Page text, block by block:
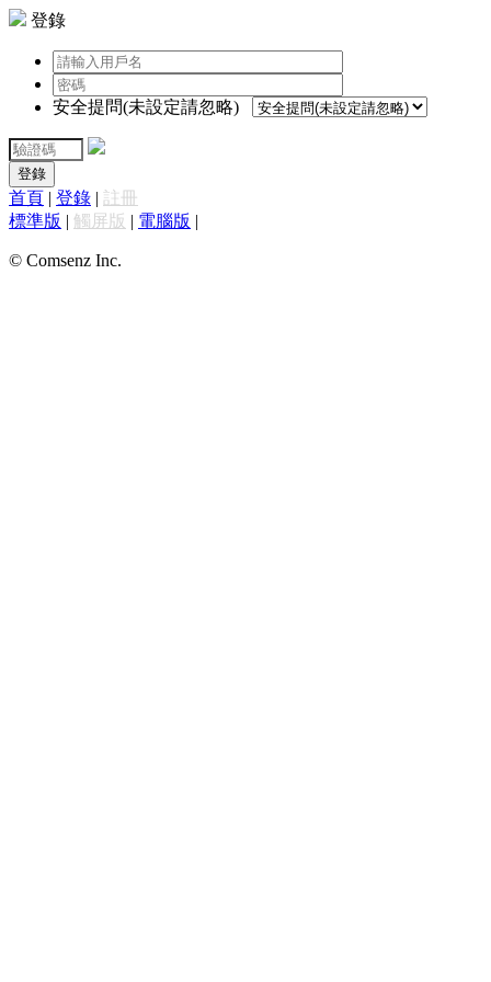
登錄
安全提問(未設定請忽略)
登錄
首頁 | 登錄 | 註冊
標準版 | 觸屏版 | 電腦版 |
© Comsenz Inc.